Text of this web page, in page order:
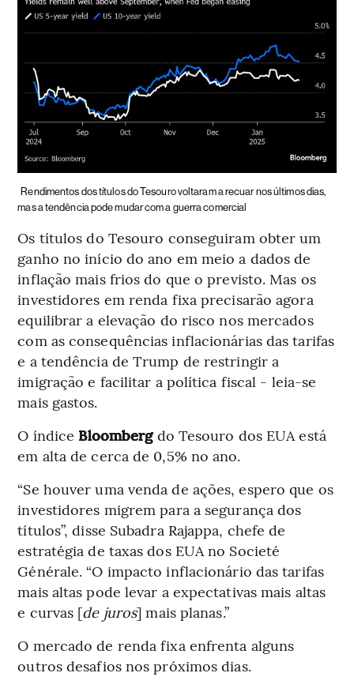
Rendimentos dos títulos do Tesouro voltaram a recuar nos últimos dias,
mas a tendência pode mudar com a guerra comercial
Os títulos do Tesouro conseguiram obter um
ganho no início do ano em meio a dados de
inflação mais frios do que o previsto. Mas os
investidores em renda fixa precisarão agora
equilibrar a elevação do risco nos mercados
com as consequências inflacionárias das tarifas
e a tendência de Trump de restringir a
imigração e facilitar a política fiscal - leia-se
mais gastos.
O índice Bloombergdo Tesouro dos EUA está
em alta de cerca de 0,5% no ano.
“Se houver uma venda de ações, espero que os
investidores migrem para a segurança dos
títulos”, disse Subadra Rajappa, chefe de
estratégia de taxas dos EUA no Societé
Générale. “O impacto inflacionário das tarifas
mais altas pode levar a expectativas mais altas
e curvas [de juros] mais planas.”
O mercado de renda fixa enfrenta alguns
outros desafios nos próximos dias.